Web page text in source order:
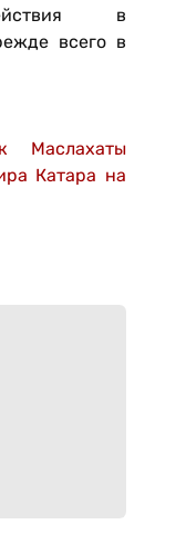
в
всего в
Маслахаты
Катара на